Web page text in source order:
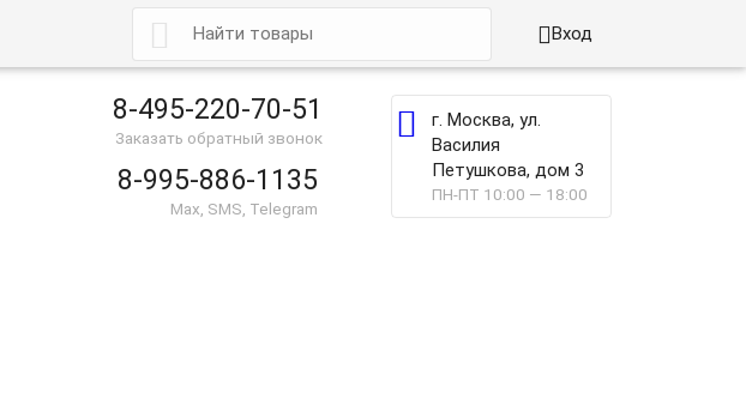
 Вход
8-495-220-70-51
Заказать обратный звонок
8-995-886-1135
Max, SMS, Telegram

г. Москва, ул.
Василия
Петушкова, дом 3
ПН-ПТ 10:00 — 18:00